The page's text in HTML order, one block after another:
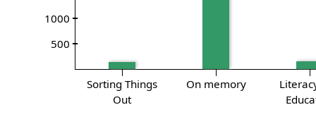
500
1000
Sorting Things
Out
On memory